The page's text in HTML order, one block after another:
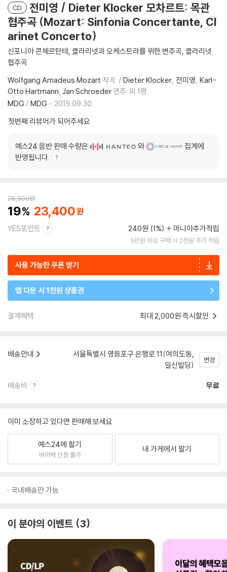
CD
전미영 / Dieter Klocker 모차르트: 목관
협주곡 (Mozart: Sinfonia Concertante, Cl
arinet Concerto)
신포니아 콘체르탄테, 클라리넷과 오케스트라를 위한 변주곡, 클라리넷
협주곡
Wolfgang Amadeus Mozart 작곡 Dieter Klocker 전미영 Karl-
Otto Hartmann Jan Schroeder 연주 외 1명
MDG / MDG
2015.09.30.
첫번째 리뷰어가 되어주세요
예스24 음반 판매 수량은 와
집계에
반영됩니다.
28,900원
19 23,400
YES포인트 240원 (1%) 마니아추가적립
5만원 이상 구매 시 2천원 추가 적립
사용 가능한 쿠폰 받기
앱 다운 시 1천원 상품권
결제혜택 최대 2,000원 즉시할인
배송안내
서울특별시 영등포구 은행로 11(여의도동,
일신빌딩)
변경
배송비 무료
이미 소장하고 있다면 판매해 보세요.
예스24에 팔기
바이백 신청 불가
내 가게에서 팔기
국내배송만 가능
이 분야의 이벤트 3